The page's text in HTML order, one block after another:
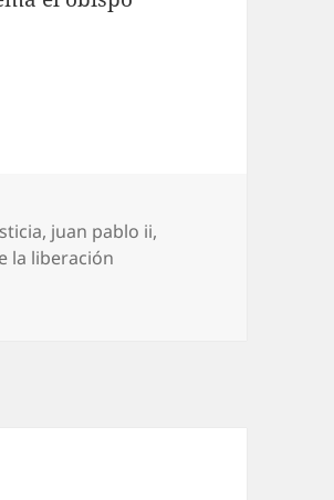
, juan pablo ii,
la liberación